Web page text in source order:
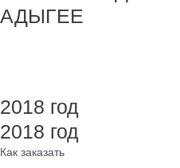
АДЫГЕЕ
2018 год
2018 год
Как заказать